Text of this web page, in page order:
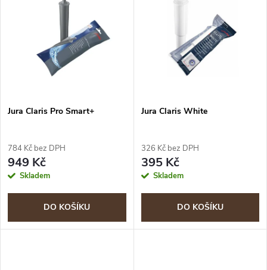
Jura Claris Pro Smart+
784 Kč bez DPH
949 Kč
Skladem
DO KOŠÍKU
Jura Claris White
326 Kč bez DPH
395 Kč
Skladem
DO KOŠÍKU